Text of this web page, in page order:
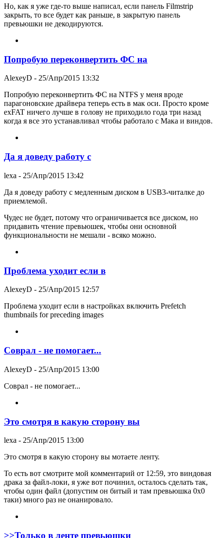
Но, как я уже где-то выше написал, если панель Filmstrip
закрыть, то все будет как раньше, в закрытую панель
превьюшки не декодируются.
Попробую переконвертить ФС на
AlexeyD - 25/Апр/2015 13:32
Попробую переконвертить ФС на NTFS у меня вроде
парагоновские драйвера теперь есть в мак оси. Просто кроме
exFAT ничего лучше в голову не приходило года три назад
когда я все это устанавливал чтобы работало с Мака и виндов.
Да я доведу работу с
lexa - 25/Апр/2015 13:42
Да я доведу работу с медленным диском в USB3-читалке до
приемлемой.
Чудес не будет, потому что ограничивается все диском, но
придавить чтение превьюшек, чтобы они основной
функциональности не мешали - всяко можно.
Проблема уходит если в
AlexeyD - 25/Апр/2015 12:57
Проблема уходит если в настройках включить Prefetch
thumbnails for preceding images
Соврал - не помогает...
AlexeyD - 25/Апр/2015 13:00
Соврал - не помогает...
Это смотря в какую сторону вы
lexa - 25/Апр/2015 13:00
Это смотря в какую сторону вы мотаете ленту.
То есть вот смотрите мой комментарий от 12:59, это виндовая
драка за файл-локи, я уже вот починил, осталось сделать так,
чтобы один файл (допустим он битый и там превьюшка 0x0
таки) много раз не онанировало.
>>Только в ленте превьюшки